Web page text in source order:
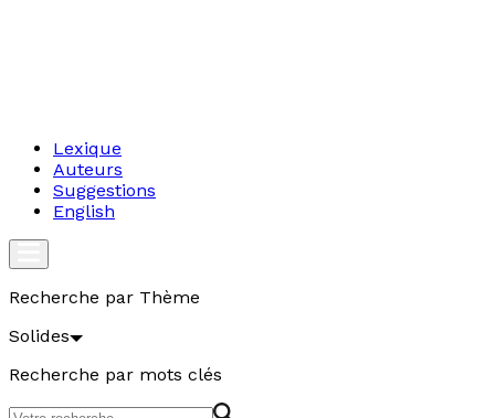
Lexique
Auteurs
Suggestions
English
Recherche par Thème
Solides
Recherche par mots clés